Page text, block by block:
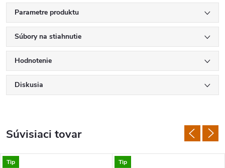
Parametre produktu
Súbory na stiahnutie
Hodnotenie
Diskusia
Súvisiaci tovar
Tip Tip